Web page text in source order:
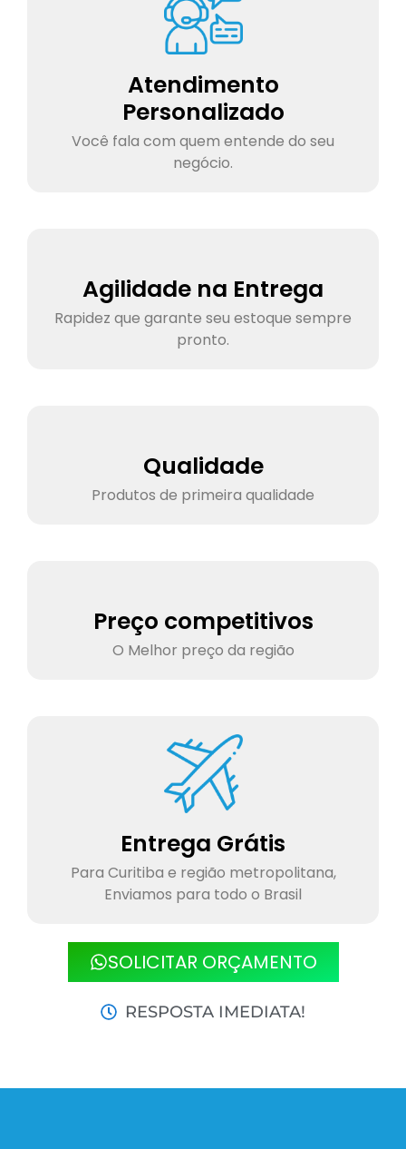
Atendimento
Personalizado
Você fala com quem entende do seu
negócio.
Agilidade na Entrega
Rapidez que garante seu estoque sempre
pronto.
Qualidade
Produtos de primeira qualidade
Preço competitivos
O Melhor preço da região
Entrega Grátis
Para Curitiba e região metropolitana,
Enviamos para todo o Brasil
SOLICITAR ORÇAMENTO
RESPOSTA IMEDIATA!